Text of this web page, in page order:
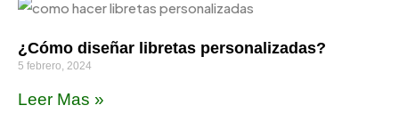
¿Cómo diseñar libretas personalizadas?
5 febrero, 2024
Leer Mas »